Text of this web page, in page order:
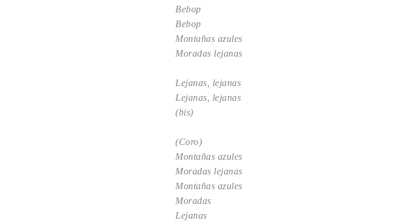
Bebop
Bebop
Montañas azules
Moradas lejanas
Lejanas, lejanas
Lejanas, lejanas
(bis)
(Coro)
Montañas azules
Moradas lejanas
Montañas azules
Moradas
Lejanas